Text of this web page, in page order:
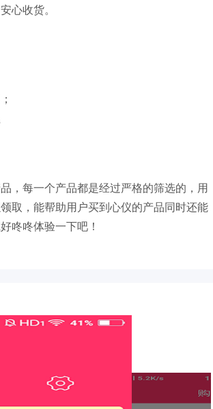
心收货。
，每一个产品都是经过严格的筛选的，用
取，能帮助用户买到心仪的产品同时还能
咚咚体验一下吧！